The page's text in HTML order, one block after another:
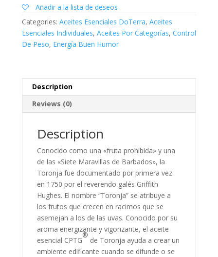
15
DŌTERRA
Añadir a la lista de deseos
Categories: Aceites Esenciales DoTerra, Aceites
Esenciales Individuales, Aceites Por Categorías, Control
De Peso, Energía Buen Humor
Description
Reviews (0)
Description
Conocido como una «fruta prohibida» y una
de las «Siete Maravillas de Barbados», la
Toronja fue documentado por primera vez
en 1750 por el reverendo galés Griffith
Hughes. El nombre “Toronja” se atribuye a
los frutos que crecen en racimos que se
asemejan a los de las uvas. Conocido por su
aroma energizante y vigorizante, el aceite
esencial CPTG
®
de Toronja ayuda a crear un
ambiente edificante cuando se difunde o se